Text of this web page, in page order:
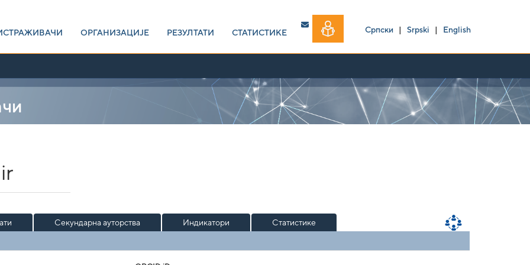
ОРГАНИЗАЦИЈЕ РЕЗУЛТАТИ СТАТИСТИКЕ Српски |Srpski | English
Секундарна ауторства Индикатори Статистике